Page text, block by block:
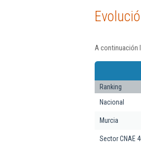
A continuación
Ranking
Nacional
Murcia
Sector CNAE